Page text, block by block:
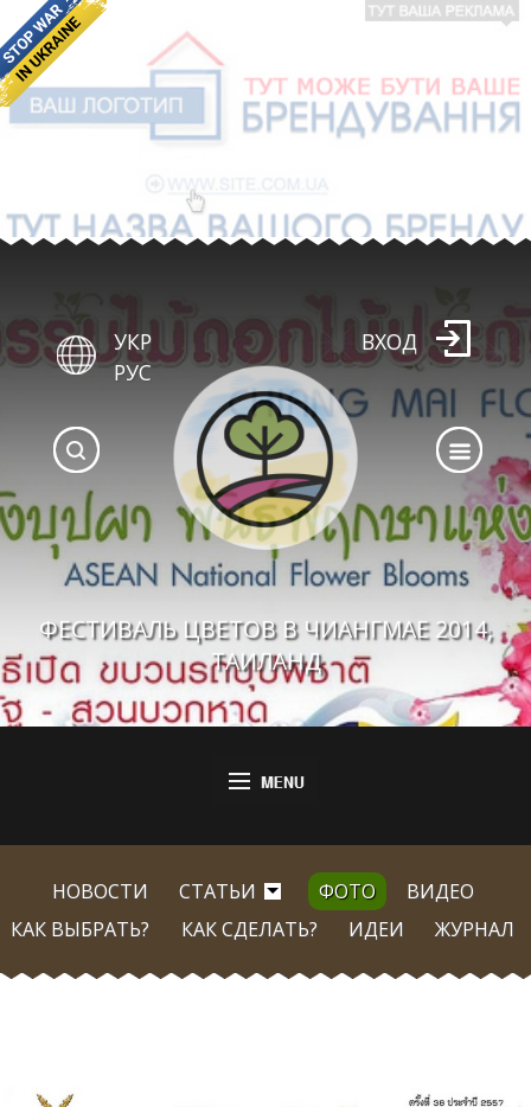
ФЕСТИВАЛЬ ЦВЕТОВ В ЧИАНГМАЕ 2014,
ТАИЛАНД
УКР
РУС
ВХОД
НОВОСТИ СТАТЬИ ФОТО
ВИДЕО
КАК ВЫБРАТЬ?
КАК СДЕЛАТЬ? ИДЕИ ЖУРНАЛ